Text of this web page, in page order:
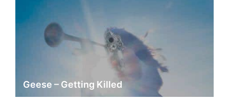
Geese – Getting Killed